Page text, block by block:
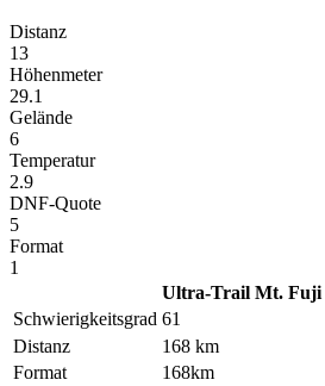
Distanz
13
Höhenmeter
29.1
Gelände
6
Temperatur
2.9
DNF-Quote
5
Format
1
Ultra-Trail Mt. Fuji
Schwierigkeitsgrad 61
Distanz
168 km
Format
168km